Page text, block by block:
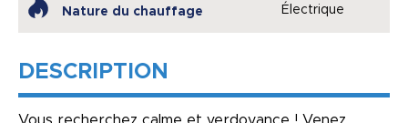
Nature du chauffage Électrique
DESCRIPTION